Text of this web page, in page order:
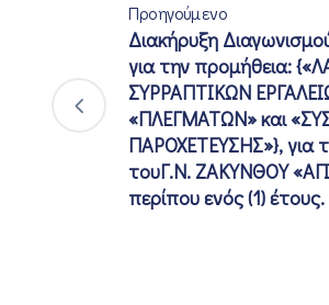
Προηγούμενο
Διακήρυξη
για την προμήθεια:
ΣΥΡΡΑΠΤΙΚΩΝ
«ΠΛΕΓΜΑΤΩΝ» και
ΠΑΡΟΧΕΤΕΥΣΗΣ»}, για
τουΓ.Ν. ΖΑΚΥΝΘΟΥ
περίπου ενός (1) έτους.